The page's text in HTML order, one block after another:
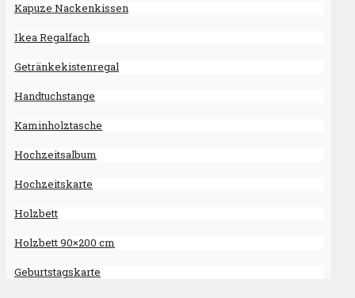
Kapuze Nackenkissen
Ikea Regalfach
Getränkekistenregal
Handtuchstange
Kaminholztasche
Hochzeitsalbum
Hochzeitskarte
Holzbett
Holzbett 90×200 cm
Geburtstagskarte